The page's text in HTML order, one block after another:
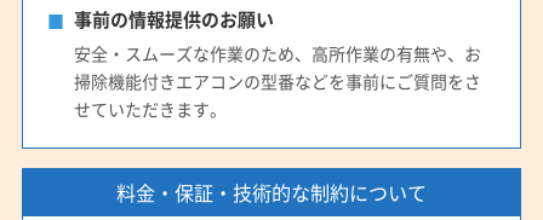
事前の情報提供のお願い
安全・スムーズな作業のため、高所作業の有無や、お
掃除機能付きエアコンの型番などを事前にご質問をさ
せていただきます。
料金・保証・技術的な制約について